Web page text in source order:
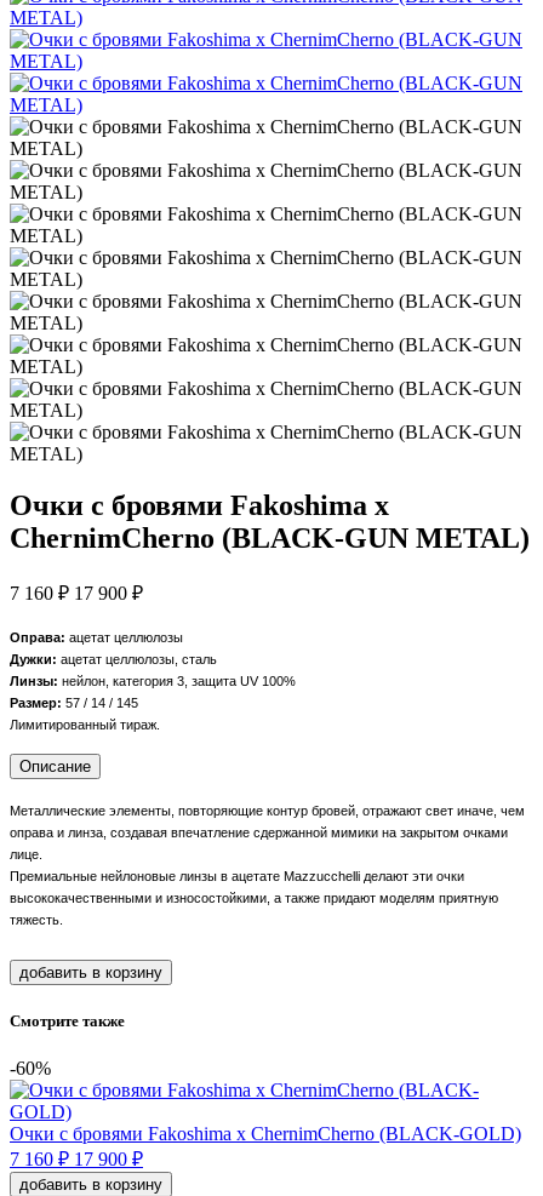
Очки с бровями Fakoshima x
ChernimCherno (BLACK-GUN METAL)
7 160 ₽ 17 900 ₽
Оправа: ацетат целлюлозы
Дужки: ацетат целлюлозы, сталь
Линзы: нейлон, категория 3, защита UV 100%
Размер: 57 / 14 / 145
Лимитированный тираж.
Описание
Металлические элементы, повторяющие контур бровей, отражают свет иначе, чем
оправа и линза, создавая впечатление сдержанной мимики на закрытом очками
лице.
Премиальные нейлоновые линзы в ацетате Mazzucchelli делают эти очки
высококачественными и износостойкими, а также придают моделям приятную
тяжесть.
добавить в корзину
Смотрите также
-60%
Очки с бровями Fakoshima x ChernimCherno (BLACK-GOLD)
7 160 ₽ 17 900 ₽
добавить в корзину